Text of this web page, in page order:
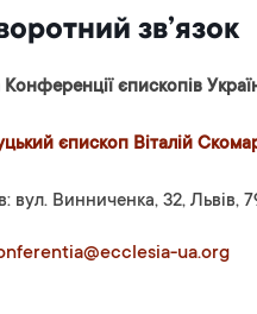
зв’язок
Конференції єпископів
єпископ Віталій
вул. Винниченка, 32, Львів,
ua.org